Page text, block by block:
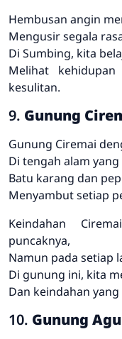
Hembusan angin
Mengusir segala
Di Sumbing, kita
Melihat
kesulitan.
9. Gunung
Gunung Ciremai
Di tengah alam
Batu karang dan
Menyambut setiap
Keindahan
puncaknya,
Namun pada setiap
Di gunung ini, kita
Dan keindahan
10. Gunung